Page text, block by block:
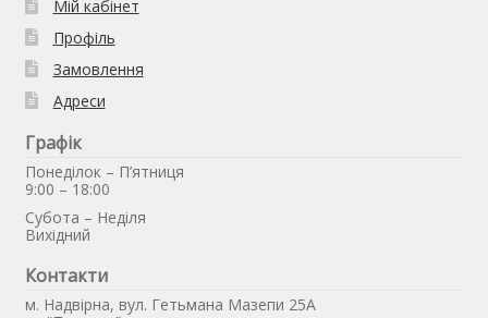
Мій кабінет
Профіль
Замовлення
Адреси
Графік
Понеділок – П’ятниця
9:00 – 18:00
Субота – Неділя
Вихідний
Контакти
м. Надвірна, вул. Гетьмана Мазепи 25А